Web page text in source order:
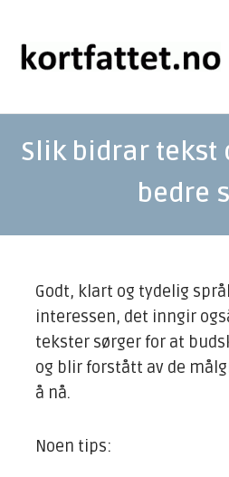
Slik bidrar tekst
bedre
Godt, klart og tydelig
interessen, det inngir
tekster sørger for at
og blir forstått av de
å nå.
Noen tips: